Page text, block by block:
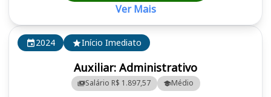
2024 Início Imediato
Auxiliar: Administrativo
Salário R$ 1.897,57 Médio
Ver Mais